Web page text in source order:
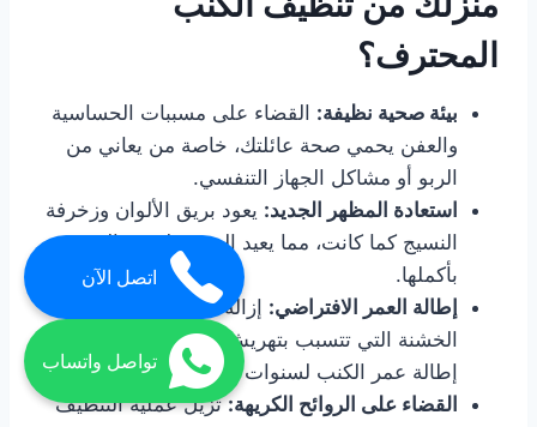
المحترف؟
بيئة صحية نظيفة: القضاء على مسببات الحساسية
والعفن يحمي صحة عائلتك، خاصة من يعاني من
الربو أو مشاكل الجهاز التنفسي.
استعادة المظهر الجديد: يعود بريق الألوان وزخرفة
النسيج كما كانت، مما يعيد الحيوية لغرفة المعيشة
بأكملها.
إطالة العمر الافتراضي: إزالة الأوساخ والحبيبات
الخشنة التي تتسبب بتهريش الألياف تؤدي إلى
إطالة عمر الكنب لسنوات إضافية.
القضاء على الروائح الكريهة:تزيل عملية التنظيف
اتصل الآن
تواصل واتساب